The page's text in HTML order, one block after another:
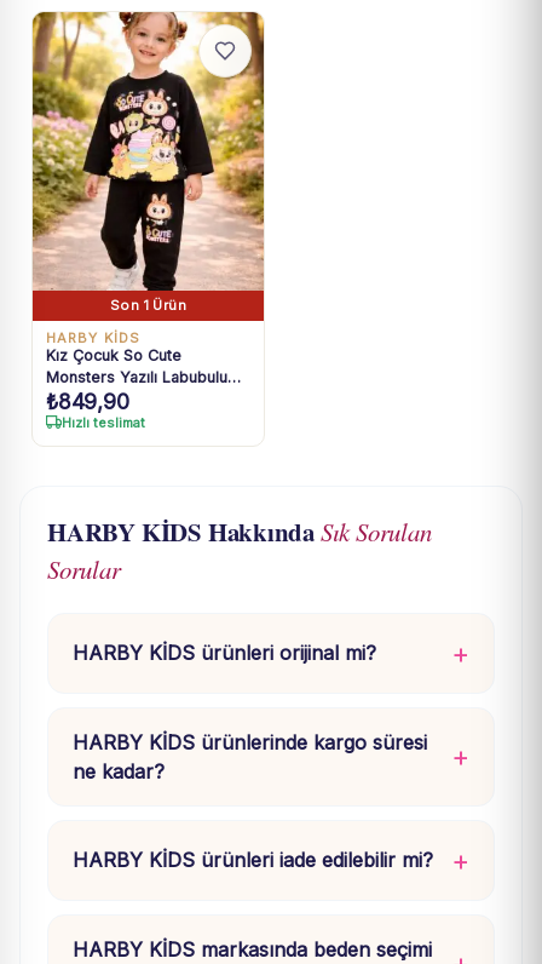
Son 1 Ürün
HARBY KİDS
Kız Çocuk So Cute
Monsters Yazılı Labubulu
Siyah Renk Takım
₺849,90
Hızlı teslimat
HARBY KİDS HakkındaSık Sorulan
Sorular
HARBY KİDS ürünleri orijinal mi?
HARBY KİDS ürünlerinde kargo süresi
ne kadar?
HARBY KİDS ürünleri iade edilebilir mi?
HARBY KİDS markasında beden seçimi